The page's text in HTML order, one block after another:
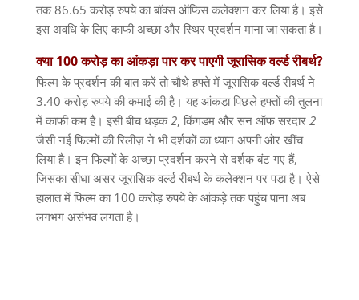
तक86.65 करोड़ रुपये का बॉक्स ऑफिस कलेक्शन कर लिया है। इसे
इस अवधि के लिए काफी अच्छा और स्थिर प्रदर्शन माना जा सकता है।
क्या100करोड़काआंकड़ापारकरपाएगीजूरासिकवर्ल्डरीबर्थ?
फिल्म के प्रदर्शन की बात करें तो चौथे हफ्ते में जूरासिक वर्ल्ड रीबर्थ ने
3.40 करोड़ रुपये की कमाई की है। यह आंकड़ा पिछले हफ्तों की तुलना
में काफी कम है। इसी बीच धड़क2, किंगडम और सन ऑफ सरदार2
जैसी नई फिल्मों की रिलीज़ ने भी दर्शकों का ध्यान अपनी ओर खींच
लिया है। इन फिल्मों के अच्छा प्रदर्शन करने से दर्शक बंट गए हैं,
जिसका सीधा असर जूरासिक वर्ल्ड रीबर्थ के कलेक्शन पर पड़ा है। ऐसे
हालात में फिल्म का100 करोड़ रुपये के आंकड़े तक पहुंच पाना अब
लगभग असंभव लगता है।